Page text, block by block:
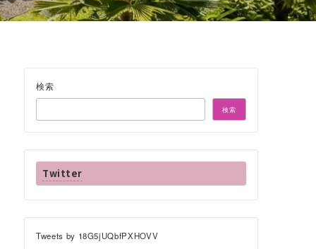
検索
検索
Twitter
Tweets by 18G5jUQbfPXHOVV